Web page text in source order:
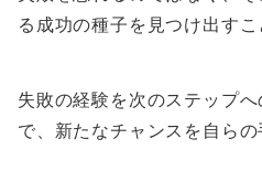
る成功の種子を見つけ出すこ
失敗の経験を次のステップ
で、新たなチャンスを自らの